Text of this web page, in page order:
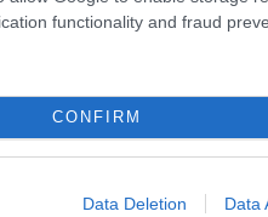
functionality and fraud
CONFIRM
Data Deletion Data